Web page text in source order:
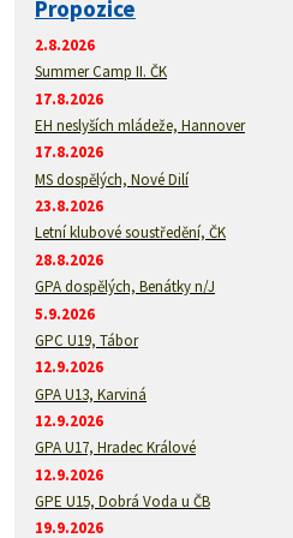
Propozice
2.8.2026
Summer Camp II. ČK
17.8.2026
EH neslyších mládeže, Hannover
17.8.2026
MS dospělých, Nové Dilí
23.8.2026
Letní klubové soustředění, ČK
28.8.2026
GPA dospělých, Benátky n/J
5.9.2026
GPC U19, Tábor
12.9.2026
GPA U13, Karviná
12.9.2026
GPA U17, Hradec Králové
12.9.2026
GPE U15, Dobrá Voda u ČB
19.9.2026